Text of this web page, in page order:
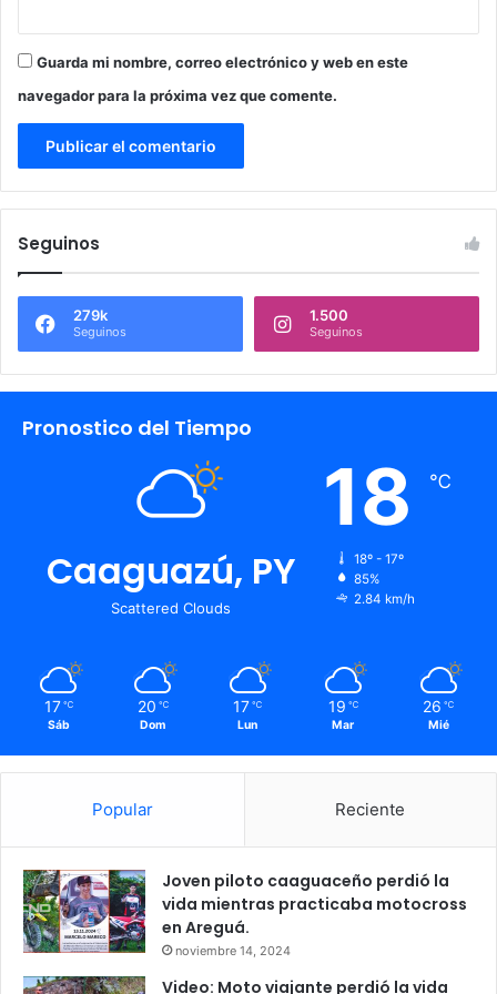
Guarda mi nombre, correo electrónico y web en este
navegador para la próxima vez que comente.
Seguinos
279k
Seguinos
1.500
Seguinos
Pronostico del Tiempo
Caaguazú, PY
Scattered Clouds
18 ℃
18º - 17º
85%
2.84 km/h
17 ℃
Sáb
20 ℃
Dom
17 ℃
Lun
19 ℃
Mar
26 ℃
Mié
Popular Reciente
Joven piloto caaguaceño perdió la
vida mientras practicaba motocross
en Areguá.
noviembre 14, 2024
Video: Moto viajante perdió la vida